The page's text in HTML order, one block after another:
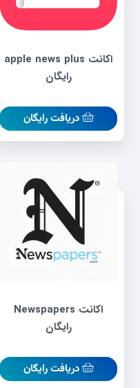
اکانت apple news plus
رایگان
دریافت رایگان
اکانت Newspapers
رایگان
دریافت رایگان